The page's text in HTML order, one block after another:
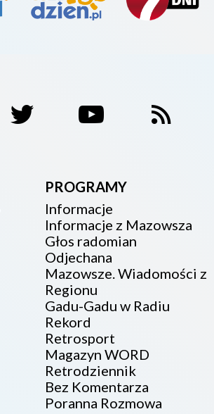
PROGRAMY
Informacje
Informacje z Mazowsza
Głos radomian
Odjechana
Mazowsze. Wiadomości z
Regionu
Gadu-Gadu w Radiu
Rekord
Retrosport
Magazyn WORD
Retrodziennik
Bez Komentarza
Poranna Rozmowa